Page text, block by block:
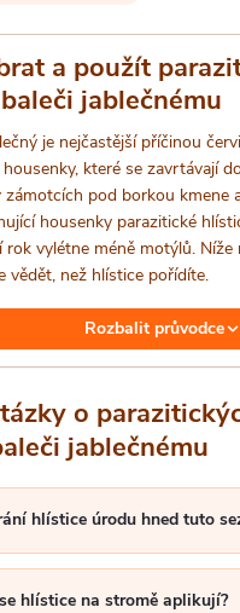
a použít
jablečnému
je nejčastější příčinou
které se zavrtávají
zámotcích pod borkou kmene
housenky parazitické
vylétne méně motýlů. Níže
vědět, než hlístice pořídíte.
Rozbalit průvodce
o
jablečnému
hlístice úrodu hned tuto
hlístice na stromě aplikují?